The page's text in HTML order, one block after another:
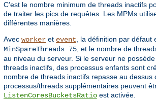
C'est le nombre minimum de threads inactifs
de traiter les pics de requêtes. Les MPMs
différentes manières.
Avec worker et event , la définition par défaut
MinSpareThreads 75 , et le nombre de
au niveau du serveur. Si le serveur ne
threads inactifs, des processus enfants sont
nombre de threads inactifs repasse au dessus
processus/threads supplémentaires peuvent
ListenCoresBucketsRatio est activée.